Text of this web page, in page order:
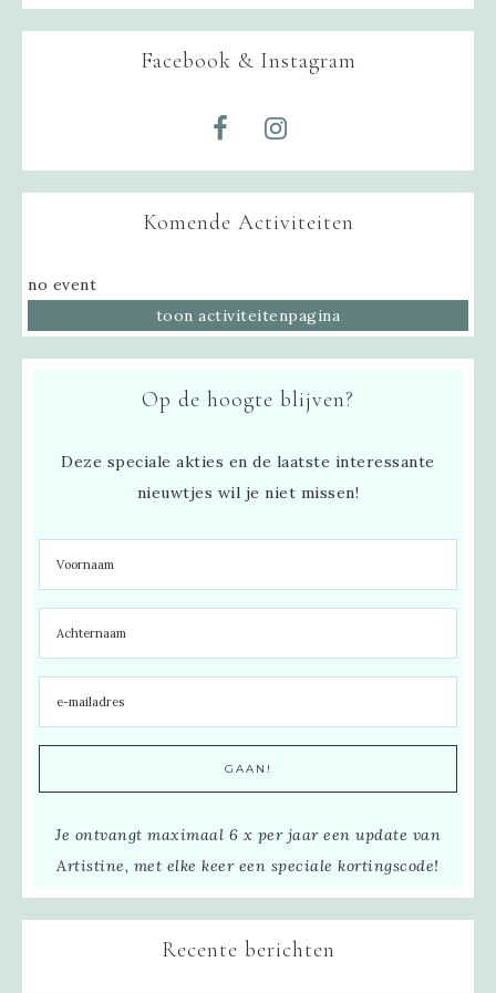
Facebook & Instagram
Komende Activiteiten
no event
toon activiteitenpagina
Op de hoogte blijven?
Deze speciale akties en de laatste interessante
nieuwtjes wil je niet missen!
Je ontvangt maximaal 6 x per jaar een update van
Artistine, met elke keer een speciale kortingscode!
Recente berichten